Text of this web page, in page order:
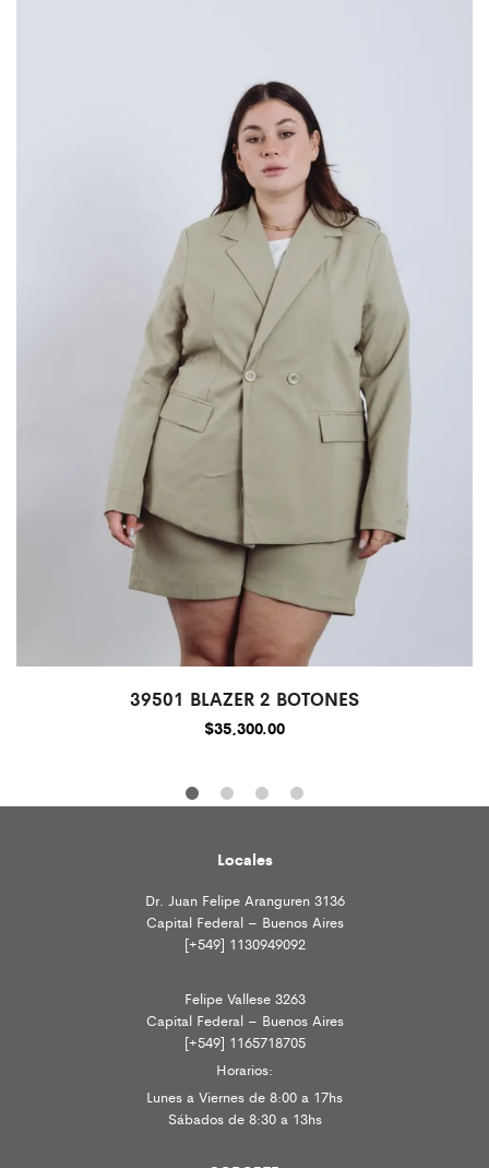
39501 BLAZER 2 BOTONES
$35,300.00
Locales
Dr. Juan Felipe Aranguren 3136
Capital Federal – Buenos Aires
[+549] 1130949092
Felipe Vallese 3263
Capital Federal – Buenos Aires
[+549] 1165718705
Horarios:
Lunes a Viernes de 8:00 a 17hs
Sábados de 8:30 a 13hs